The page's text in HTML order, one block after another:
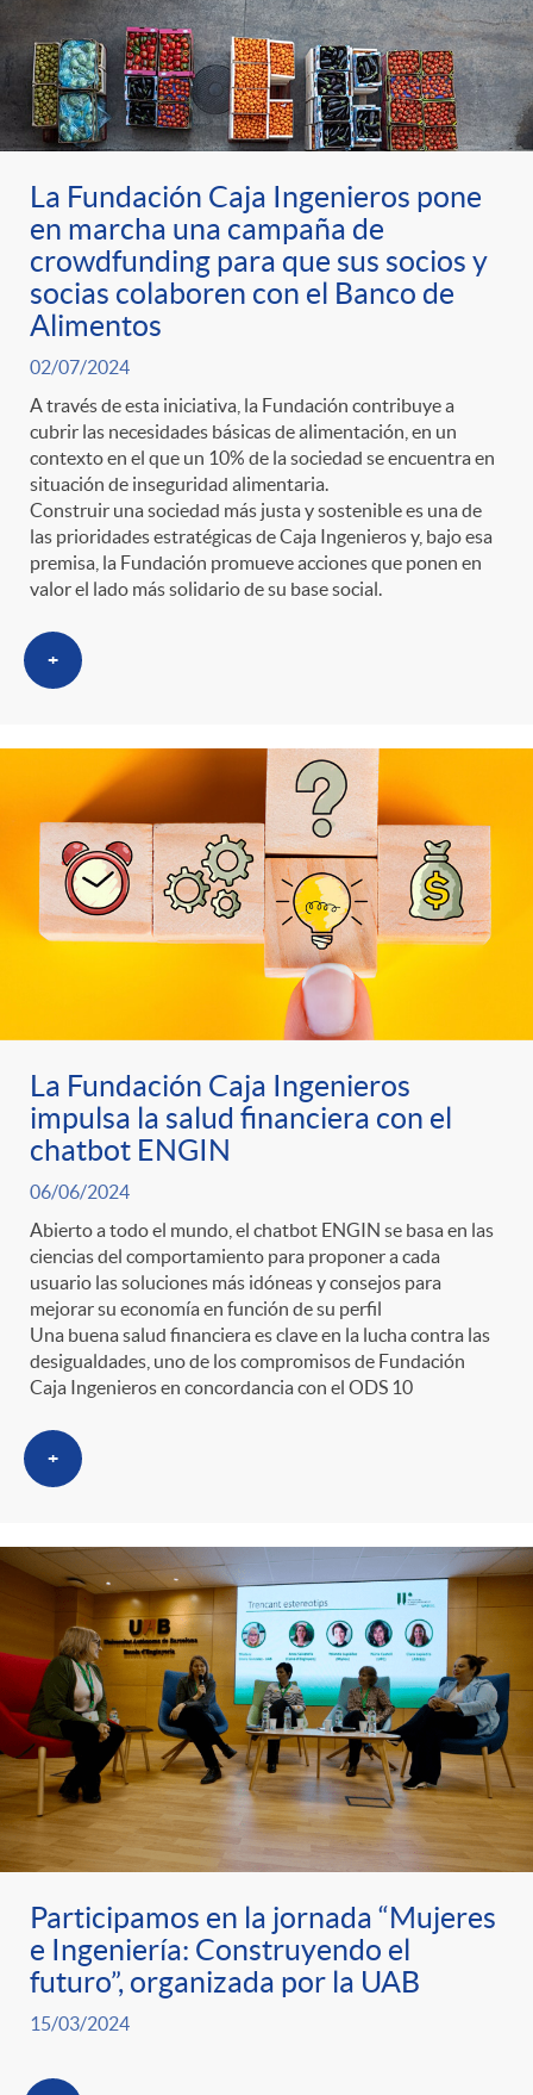
La Fundación Caja Ingenieros pone
en marcha una campaña de
crowdfunding para que sus socios y
socias colaboren con el Banco de
Alimentos
02/07/2024
A través de esta iniciativa, la Fundación contribuye a
cubrir las necesidades básicas de alimentación, en un
contexto en el que un 10% de la sociedad se encuentra en
situación de inseguridad alimentaria.
Construir una sociedad más justa y sostenible es una de
las prioridades estratégicas de Caja Ingenieros y, bajo esa
premisa, la Fundación promueve acciones que ponen en
valor el lado más solidario de su base social.
+
La Fundación Caja Ingenieros
impulsa la salud financiera con el
chatbot ENGIN
06/06/2024
Abierto a todo el mundo, el chatbot ENGIN se basa en las
ciencias del comportamiento para proponer a cada
usuario las soluciones más idóneas y consejos para
mejorar su economía en función de su perfil
Una buena salud financiera es clave en la lucha contra las
desigualdades, uno de los compromisos de Fundación
Caja Ingenieros en concordancia con el ODS 10
+
Participamos en la jornada “Mujeres
e Ingeniería: Construyendo el
futuro”, organizada por la UAB
15/03/2024